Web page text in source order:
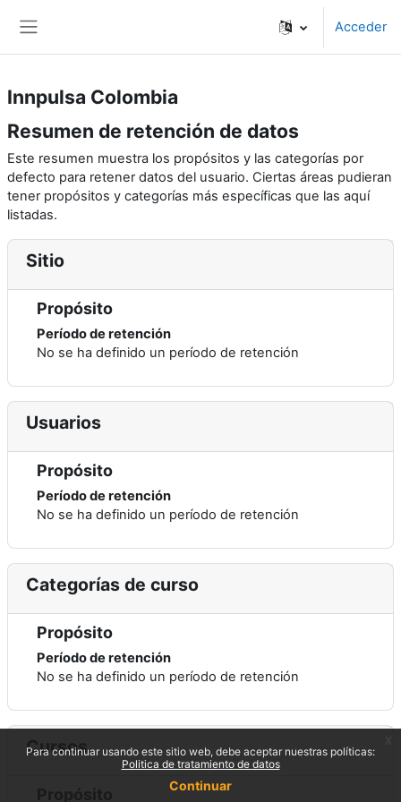
Acceder
Innpulsa Colombia
Resumen de retención de datos
Este resumen muestra los propósitos y las categorías por
defecto para retener datos del usuario. Ciertas áreas pudieran
tener propósitos y categorías más específicas que las aquí
listadas.
Sitio
Propósito
Período de retención
No se ha definido un período de retención
Usuarios
Propósito
Período de retención
No se ha definido un período de retención
Categorías de curso
Propósito
Período de retención
No se ha definido un período de retención
Cursos
Para continuar usando este sitio web, debe aceptar nuestras políticas:
Politica de tratamiento de datos
Continuar